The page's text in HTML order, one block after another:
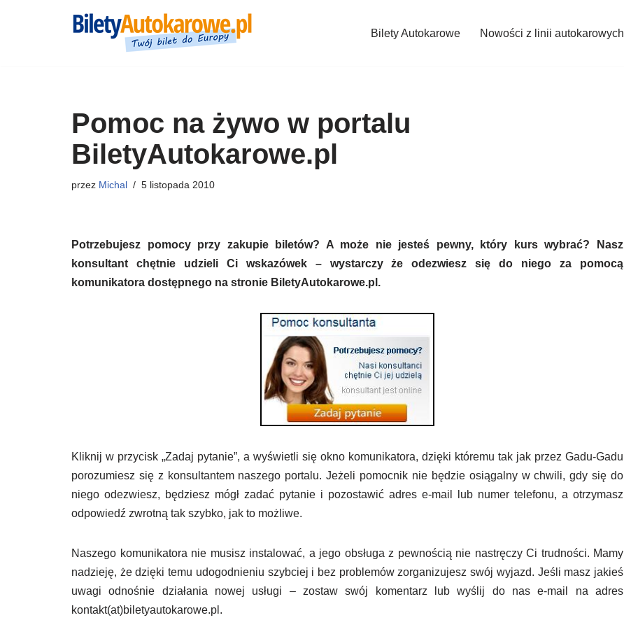
Bilety Autokarowe Nowości z linii autokarowych
Pomoc na żywo w portalu
BiletyAutokarowe.pl
przez Michal 5 listopada 2010
Potrzebujesz pomocy przy zakupie biletów? A może nie jesteś pewny, który kurs wybrać? Nasz
konsultant chętnie udzieli Ci wskazówek – wystarczy że odezwiesz się do niego za pomocą
komunikatora dostępnego na stronie BiletyAutokarowe.pl.
Kliknij w przycisk „Zadaj pytanie”, a wyświetli się okno komunikatora, dzięki któremu tak jak przez Gadu-Gadu
porozumiesz się z konsultantem naszego portalu. Jeżeli pomocnik nie będzie osiągalny w chwili, gdy się do
niego odezwiesz, będziesz mógł zadać pytanie i pozostawić adres e-mail lub numer telefonu, a otrzymasz
odpowiedź zwrotną tak szybko, jak to możliwe.
Naszego komunikatora nie musisz instalować, a jego obsługa z pewnością nie nastręczy Ci trudności. Mamy
nadzieję, że dzięki temu udogodnieniu szybciej i bez problemów zorganizujesz swój wyjazd. Jeśli masz jakieś
uwagi odnośnie działania nowej usługi – zostaw swój komentarz lub wyślij do nas e-mail na adres
kontakt(at)biletyautokarowe.pl.